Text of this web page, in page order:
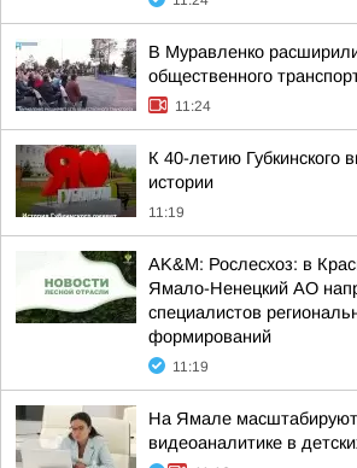
В Муравленко
общественного
11:24
К 40-летию Губкинского
истории
11:19
AK&M: Рослесхоз: в
Ямало-Ненецкий АО
специалистов
формирований
11:19
На Ямале масштабируют
видеоаналитике в